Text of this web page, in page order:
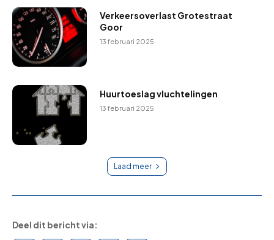
Verkeersoverlast Grotestraat
Goor
13 februari 2025
Huurtoeslag vluchtelingen
13 februari 2025
Laad meer
Deel dit bericht via: